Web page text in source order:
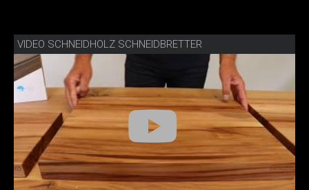
VIDEO SCHNEIDHOLZ SCHNEIDBRETTER